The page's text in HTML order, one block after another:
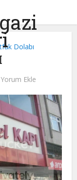
Dolabı
Yorum Ekle